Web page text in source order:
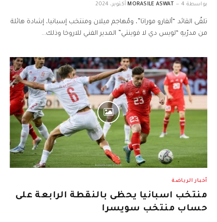
بواسطة MORASILE ASWAT 4 أكتوبر، 2024
تلقّى القائد “ألفارو موراتا”، ومُهاجم ميلان ومنتخب إسبانيا، إشادة هائلة
من مدرّبهِ “لويس دي لا فوينتي” المدير الفني للاروخا وذلك…
أخبار الرياضة
منتخب اسبانيا يحظى بالنقطة الرابعة على
حساب منتخب سويسرا